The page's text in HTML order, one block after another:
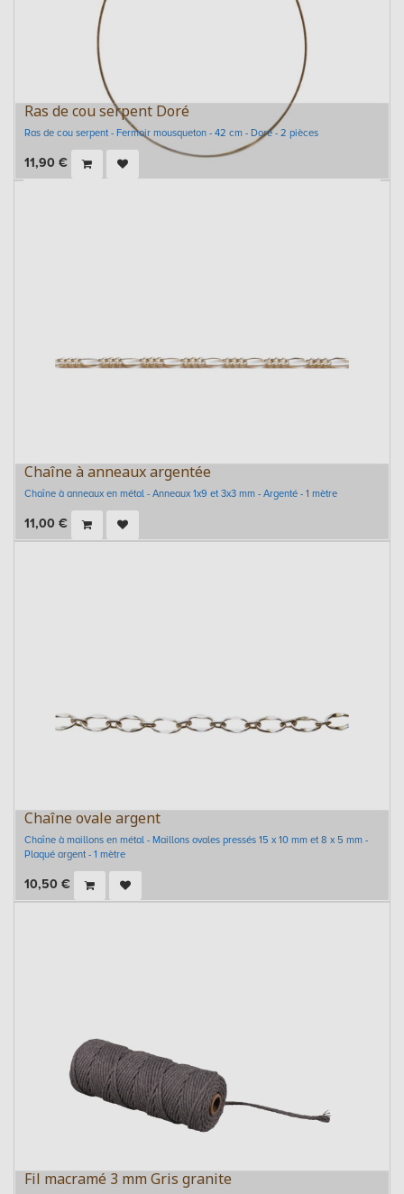
Ras de cou serpent Doré
Ras de cou serpent - Fermoir mousqueton - 42 cm - Doré - 2 pièces
11,90 €
Chaîne à anneaux argentée
Chaîne à anneaux en métal - Anneaux 1x9 et 3x3 mm - Argenté - 1 mètre
11,00 €
Chaîne ovale argent
Chaîne à maillons en métal - Maillons ovales pressés 15 x 10 mm et 8 x 5 mm -
Plaqué argent - 1 mètre
10,50 €
Fil macramé 3 mm Gris granite